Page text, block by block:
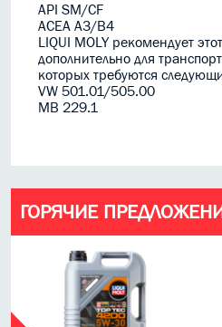
API SM/CF
ACEA A3/B4
LIQUI MOLY рекомендует
дополнительно для
которых требуются
VW 501.01/505.00
MB 229.1
ГОРЯЧИЕ